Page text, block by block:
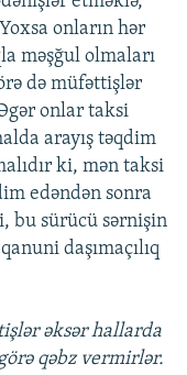
onların hər
məşğul olmaları
də müfəttişlər
onlar taksi
arayış təqdim
ki, mən taksi
edəndən sonra
bu sürücü sərnişin
daşımaçılıq
əksər hallarda
qəbz vermirlər.